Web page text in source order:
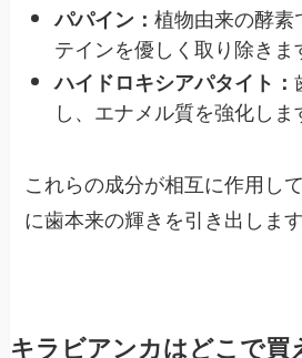
パパイン：植物由来の酵素
テインを優しく取り除きま
ハイドロキシアパタイト：
し、エナメル質を強化しま
これらの成分が相互に作用し
に歯本来の輝きを引き出します
キラビアンカはどこで買